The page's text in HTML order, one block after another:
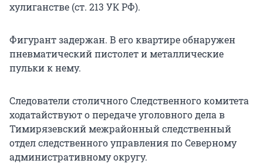
хулиганстве (ст. 213 УК РФ).
Фигурант задержан. В его квартире обнаружен
пневматический пистолет и металлические
пульки к нему.
Следователи столичного Следственного комитета
ходатайствуют о передаче уголовного дела в
Тимирязевский межрайонный следственный
отдел следственного управления по Северному
административному округу.